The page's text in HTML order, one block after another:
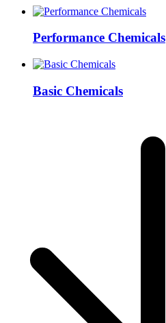
Performance Chemicals
Basic Chemicals